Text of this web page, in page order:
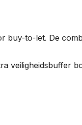
buy-to-let. De
veiligheidsbuffer